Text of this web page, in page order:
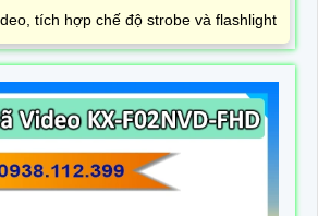
tích hợp chế độ strobe và flashlight